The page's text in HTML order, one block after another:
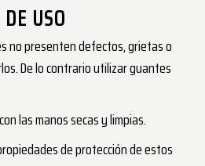
USO
no presenten defectos, grietas o
De lo contrario utilizar guantes
las manos secas y limpias.
de protección de estos